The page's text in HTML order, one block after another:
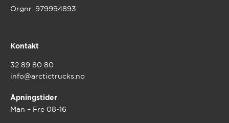
Orgnr. 979994893
Kontakt
32 89 80 80
info@arctictrucks.no
Åpningstider
Man – Fre 08-16